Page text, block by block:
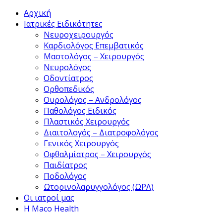
Αρχική
Ιατρικές Ειδικότητες
Νευροχειρουργός
Καρδιολόγος Επεμβατικός
Μαστολόγος – Χειρουργός
Νευρολόγος
Οδοντίατρος
Ορθοπεδικός
Ουρολόγος – Ανδρολόγος
Παθολόγος Ειδικός
Πλαστικός Χειρουργός
Διαιτολογός – Διατροφολόγος
Γενικός Χειρουργός
Οφθαλμίατρος – Χειρουργός
Παιδίατρος
Ποδολόγος
Ωτορινολαρυγγολόγος (ΩΡΛ)
Οι ιατροί μας
Η Maco Health